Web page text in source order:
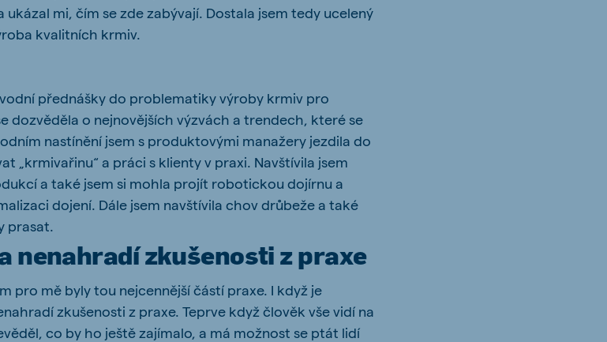
mi, čím se zde zabývají. Dostala jsem tedy ucelený
kvalitních krmiv.
přednášky do problematiky výroby krmiv pro
dozvěděla o nejnovějších výzvách a trendech, které se
nastínění jsem s produktovými manažery jezdila do
„krmivařinu“ a práci s klienty v praxi. Navštívila jsem
a také jsem si mohla projít robotickou dojírnu a
dojení. Dále jsem navštívila chov drůbeže a také
prasat.
nenahradí zkušenosti z praxe
pro mě byly tou nejcennější částí praxe. I když je
zkušenosti z praxe. Teprve když člověk vše vidí na
co by ho ještě zajímalo, a má možnost se ptát lidí